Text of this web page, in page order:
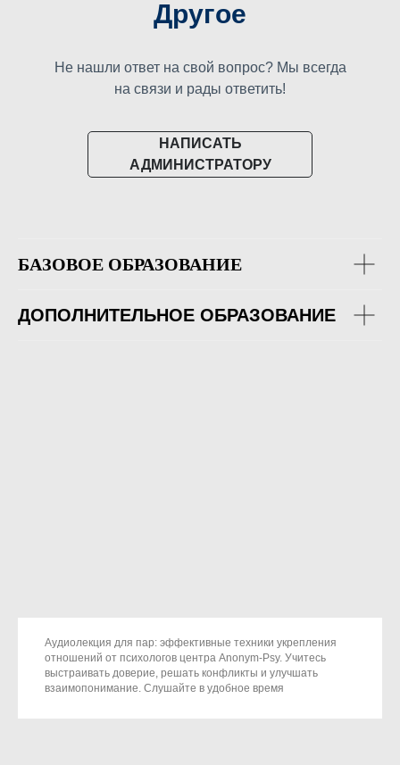
Другое
Не нашли ответ на свой вопрос? Мы всегда
на связи и рады ответить!
НАПИСАТЬ
АДМИНИСТРАТОРУ
БАЗОВОЕ ОБРАЗОВАНИЕ
ДОПОЛНИТЕЛЬНОЕ ОБРАЗОВАНИЕ
Аудиолекция для пар: эффективные техники укрепления
отношений от психологов центра Anonym-Psy. Учитесь
выстраивать доверие, решать конфликты и улучшать
взаимопонимание. Слушайте в удобное время